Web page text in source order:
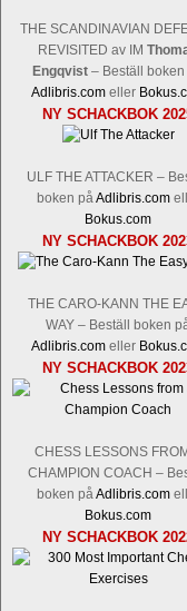
THE SCANDINAVIAN
REVISITED av IM
Engqvist – Beställ
Adlibris.comeller
NY SCHACKBOK
ULF THE ATTACKER –
boken påAdlibris.com
Bokus.com
NY SCHACKBOK
THE CARO-KANN THE
WAY – Beställ boken
Adlibris.comeller
NY SCHACKBOK
CHESS LESSONS
CHAMPION COACH –
boken påAdlibris.com
Bokus.com
NY SCHACKBOK